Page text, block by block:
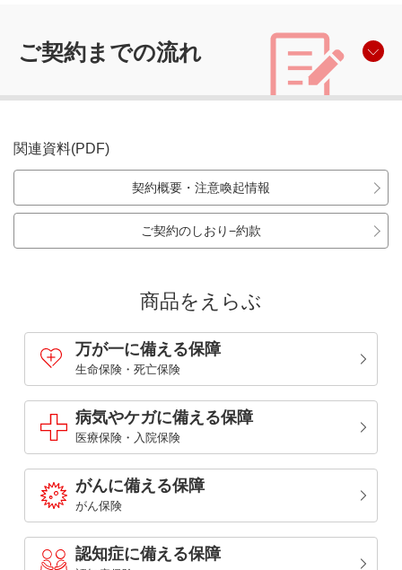
ご契約までの流れ
関連資料(PDF)
契約概要・注意喚起情報
ご契約のしおり−約款
商品をえらぶ
万が一に備える保障
生命保険・死亡保険
病気やケガに備える保障
医療保険・入院保険
がんに備える保障
がん保険
認知症に備える保障